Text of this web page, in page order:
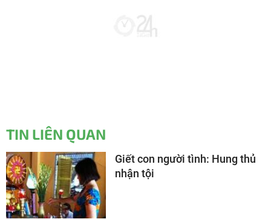
TIN LIÊN QUAN
Giết con người tình: Hung thủ
nhận tội